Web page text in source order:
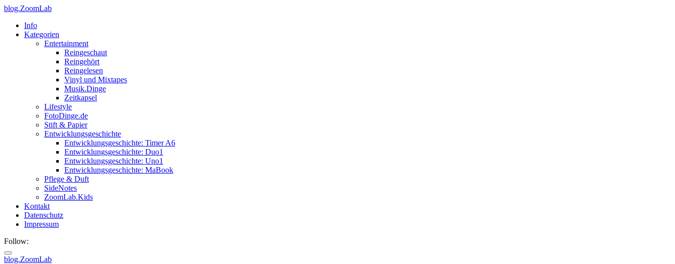
blog.ZoomLab
Info
Kategorien
Entertainment
Reingeschaut
Reingehört
Reingelesen
Vinyl und Mixtapes
Musik.Dinge
Zeitkapsel
Lifestyle
FotoDinge.de
Stift & Papier
Entwicklungsgeschichte
Entwicklungsgeschichte: Timer A6
Entwicklungsgeschichte: Duo1
Entwicklungsgeschichte: Uno1
Entwicklungsgeschichte: MaBook
Pflege & Duft
SideNotes
ZoomLab.Kids
Kontakt
Datenschutz
Impressum
Follow:
blog.ZoomLab